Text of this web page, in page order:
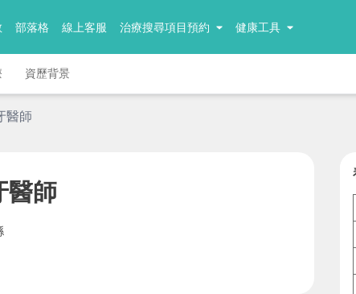
部落格 線上客服 治療搜尋項目預約 健康工具
資歷背景
醫師
醫師